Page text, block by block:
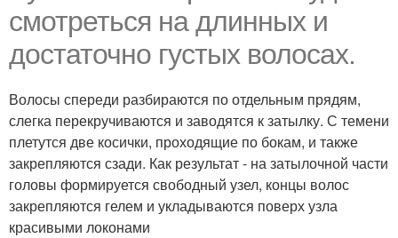
смотреться на длинных и
достаточно густых волосах.
Волосы спереди разбираются по отдельным прядям,
слегка перекручиваются и заводятся к затылку. С темени
плетутся две косички, проходящие по бокам, и также
закрепляются сзади. Как результат - на затылочной части
головы формируется свободный узел, концы волос
закрепляются гелем и укладываются поверх узла
красивыми локонами